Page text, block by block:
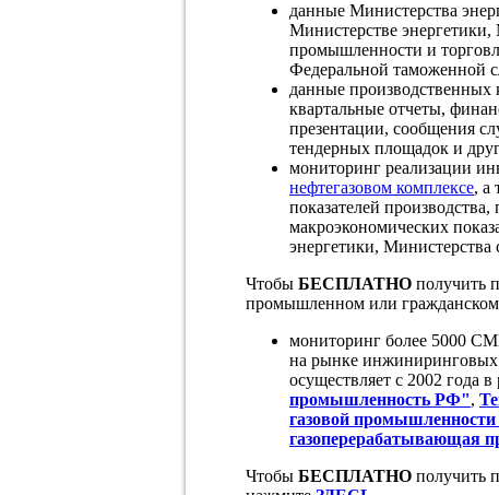
данные Министерства
Министерстве энергетики,
промышленности и
Федеральной таможенной
данные производственных
квартальные отчеты,
презентации, сообщения
тендерных площадок и
мониторинг реализации
нефтегазовом комплексе, а
показателей
макроэкономических
энергетики,
Чтобы БЕСПЛАТНО получить
промышленном или гражданском
мониторинг более 5000
на рынке инжиниринговых
осуществляет с 2002 года в
промышленность РФ",
газовой
газоперерабатывающая
Чтобы БЕСПЛАТНО получить